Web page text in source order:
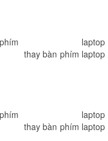
laptop
thay bàn phím laptop
laptop
thay bàn phím laptop